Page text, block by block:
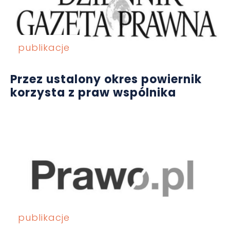
publikacje
Przez ustalony okres powiernik
korzysta z praw wspólnika
publikacje